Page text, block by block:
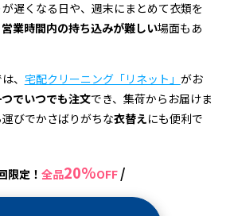
遅くなる日や、週末にまとめて衣類を
営業時間内の持ち込みが難しい場面もあ
、 宅配クリーニング「リネット」 がお
でいつでも注文でき、集荷からお届けま
びでかさばりがちな衣替えにも便利で
限定！ 全品20%OFF /